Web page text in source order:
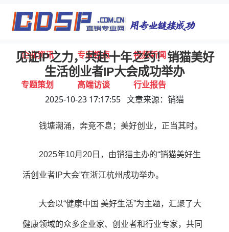
首页 独家报道 行业动态
企业资讯 专家视点 视频新闻
专题策划 高端访谈 行业报告
见证IP之力，共赴十年之约！销猫美好
生活创业者IP大会成功举办
2025-10-23 17:17:55 文章来源：销猫
钱塘潮涌，奔竞不息；美好创业，正当其时。
2025年10月20日，由销猫主办的“销猫美好生
活创业者IP大会”在浙江杭州成功举办。
大会以“健康中国 美好生活”为主题，汇聚了大
健康领域的众多企业家、创业者和行业专家，共同